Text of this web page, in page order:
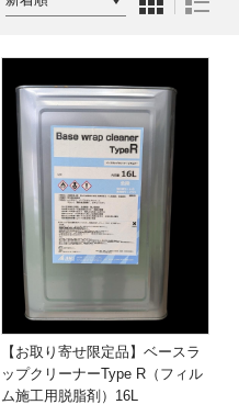
【お取り寄せ限定品】ベースラ
ップクリーナーType R（フィル
ム施工用脱脂剤）16L